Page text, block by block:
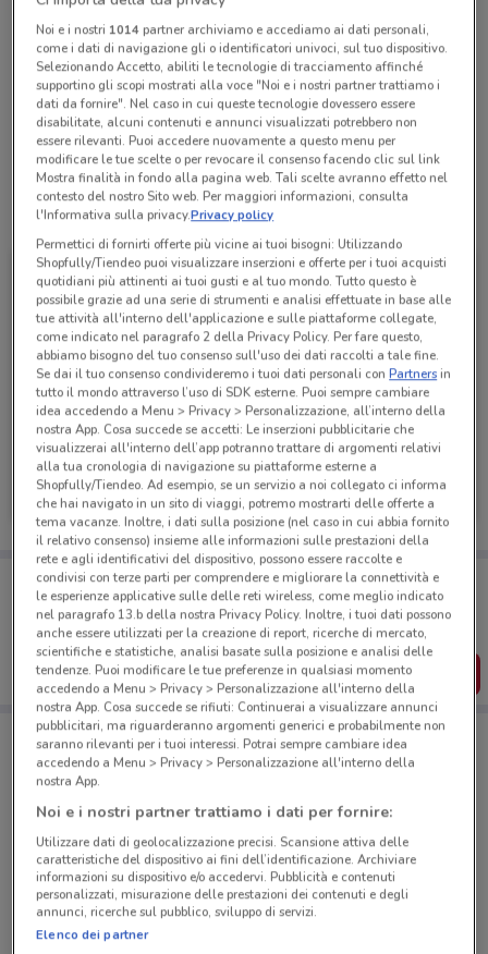
Chiama il negozio
Lunedì 08:25 / 13:35 - 14:30 / 15:50
Martedì 08:25 / 13:35 - 14:30 / 15:50
Mercoledì 08:25 / 13:35 - 14:30 / 15:50
Giovedì 08:25 / 13:35 - 14:30 / 15:50
Venerdì 08:25 / 13:35 - 14:30 / 15:50
Sabato Chiuso
Domenica Chiuso
0687824600
Tutte le promozioni di questo negozio
UniCredit
Scade il 31/08 588 m
Porta DoveConviene sempre con te!
Puoi trovare le migliori offerte dei negozi vicino a te,
salvarle e creare la tua lista del risparmio, comodamente
dal tuo cellulare.
SCARICA L’APP
Negozi UniCredit a Roma
© MapTiler© OpenStreetMap contributors
Noi e i nostri 1014partner archiviamo e accediamo ai dati personali,
come i dati di navigazione gli o identificatori univoci, sul tuo dispositivo.
Selezionando Accetto, abiliti le tecnologie di tracciamento affinché
supportino gli scopi mostrati alla voce "Noi e i nostri partner trattiamo i
dati da fornire". Nel caso in cui queste tecnologie dovessero essere
disabilitate, alcuni contenuti e annunci visualizzati potrebbero non
essere rilevanti. Puoi accedere nuovamente a questo menu per
modificare le tue scelte o per revocare il consenso facendo clic sul link
Mostra finalità in fondo alla pagina web. Tali scelte avranno effetto nel
contesto del nostro Sito web. Per maggiori informazioni, consulta
l'Informativa sulla privacy.Privacy policy
Permettici di fornirti offerte più vicine ai tuoi bisogni: Utilizzando
Shopfully/Tiendeo puoi visualizzare inserzioni e offerte per i tuoi acquisti
quotidiani più attinenti ai tuoi gusti e al tuo mondo. Tutto questo è
possibile grazie ad una serie di strumenti e analisi effettuate in base alle
tue attività all'interno dell'applicazione e sulle piattaforme collegate,
come indicato nel paragrafo 2 della Privacy Policy. Per fare questo,
abbiamo bisogno del tuo consenso sull'uso dei dati raccolti a tale fine.
Se dai il tuo consenso condivideremo i tuoi dati personali conPartnersin
tutto il mondo attraverso l’uso di SDK esterne. Puoi sempre cambiare
idea accedendo a Menu > Privacy > Personalizzazione, all’interno della
nostra App. Cosa succede se accetti: Le inserzioni pubblicitarie che
visualizzerai all'interno dell’app potranno trattare di argomenti relativi
alla tua cronologia di navigazione su piattaforme esterne a
Shopfully/Tiendeo. Ad esempio, se un servizio a noi collegato ci informa
che hai navigato in un sito di viaggi, potremo mostrarti delle offerte a
tema vacanze. Inoltre, i dati sulla posizione (nel caso in cui abbia fornito
il relativo consenso) insieme alle informazioni sulle prestazioni della
rete e agli identificativi del dispositivo, possono essere raccolte e
condivisi con terze parti per comprendere e migliorare la connettività e
le esperienze applicative sulle delle reti wireless, come meglio indicato
nel paragrafo 13.b della nostra Privacy Policy. Inoltre, i tuoi dati possono
anche essere utilizzati per la creazione di report, ricerche di mercato,
scientifiche e statistiche, analisi basate sulla posizione e analisi delle
tendenze. Puoi modificare le tue preferenze in qualsiasi momento
accedendo a Menu > Privacy > Personalizzazione all'interno della
nostra App. Cosa succede se rifiuti: Continuerai a visualizzare annunci
pubblicitari, ma riguarderanno argomenti generici e probabilmente non
saranno rilevanti per i tuoi interessi. Potrai sempre cambiare idea
accedendo a Menu > Privacy > Personalizzazione all'interno della
nostra App.
Noi e i nostri partner trattiamo i dati per fornire:
Utilizzare dati di geolocalizzazione precisi. Scansione attiva delle
caratteristiche del dispositivo ai fini dell’identificazione. Archiviare
informazioni su dispositivo e/o accedervi. Pubblicità e contenuti
personalizzati, misurazione delle prestazioni dei contenuti e degli
annunci, ricerche sul pubblico, sviluppo di servizi.
Elenco dei partner